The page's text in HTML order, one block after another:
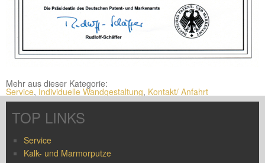
Mehr aus dieser Kategorie:
Service, Individuelle Wandgestaltung, Kontakt/ Anfahrt
TOP LINKS
Service
Kalk- und Marmorputze